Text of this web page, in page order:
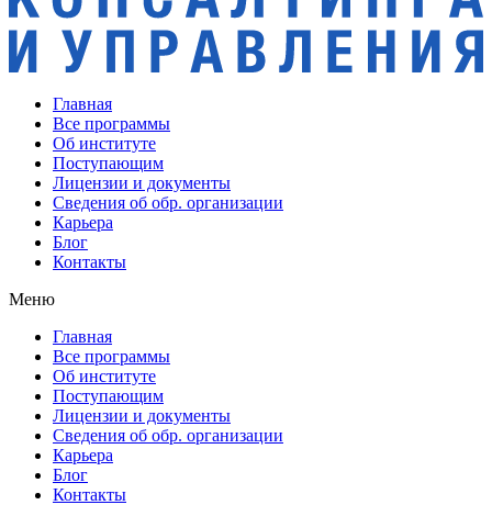
Главная
Все программы
Об институте
Поступающим
Лицензии и документы
Сведения об обр. организации
Карьера
Блог
Контакты
Меню
Главная
Все программы
Об институте
Поступающим
Лицензии и документы
Сведения об обр. организации
Карьера
Блог
Контакты